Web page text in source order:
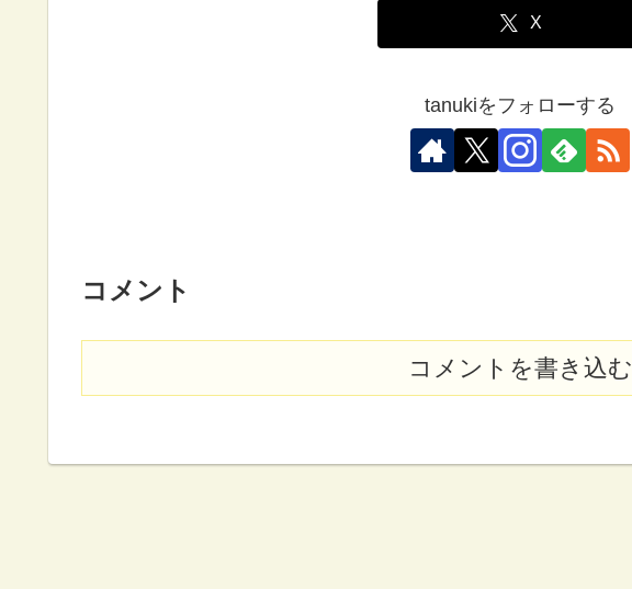
X
tanukiをフォローする
コメント
コメントを書き込む